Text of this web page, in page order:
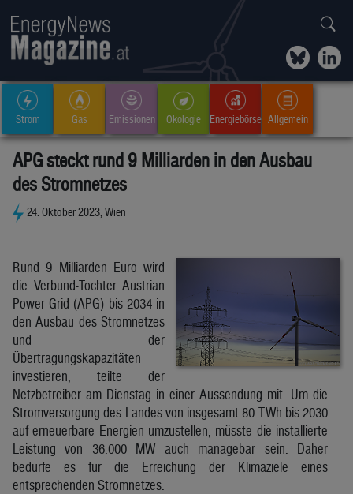
Strom Gas Emissionen Ökologie Energiebörse Allgemein
APG steckt rund 9 Milliarden in den Ausbau
des Stromnetzes
24. Oktober 2023, Wien
Rund 9 Milliarden Euro wird
die Verbund-Tochter Austrian
Power Grid (APG) bis 2034 in
den Ausbau des Stromnetzes
und der
Übertragungskapazitäten
investieren, teilte der
Netzbetreiber am Dienstag in einer Aussendung mit. Um die
Stromversorgung des Landes von insgesamt 80 TWh bis 2030
auf erneuerbare Energien umzustellen, müsste die installierte
Leistung von 36.000 MW auch managebar sein. Daher
bedürfe es für die Erreichung der Klimaziele eines
entsprechenden Stromnetzes.